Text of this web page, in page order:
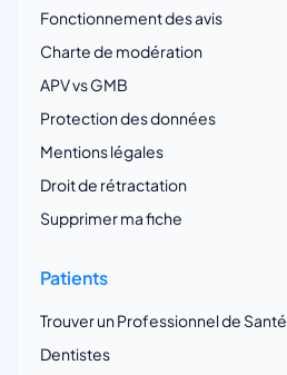
Fonctionnement des avis
Charte de modération
APV vs GMB
Protection des données
Mentions légales
Droit de rétractation
Supprimer ma fiche
Patients
Trouver un Professionnel de Santé
Dentistes